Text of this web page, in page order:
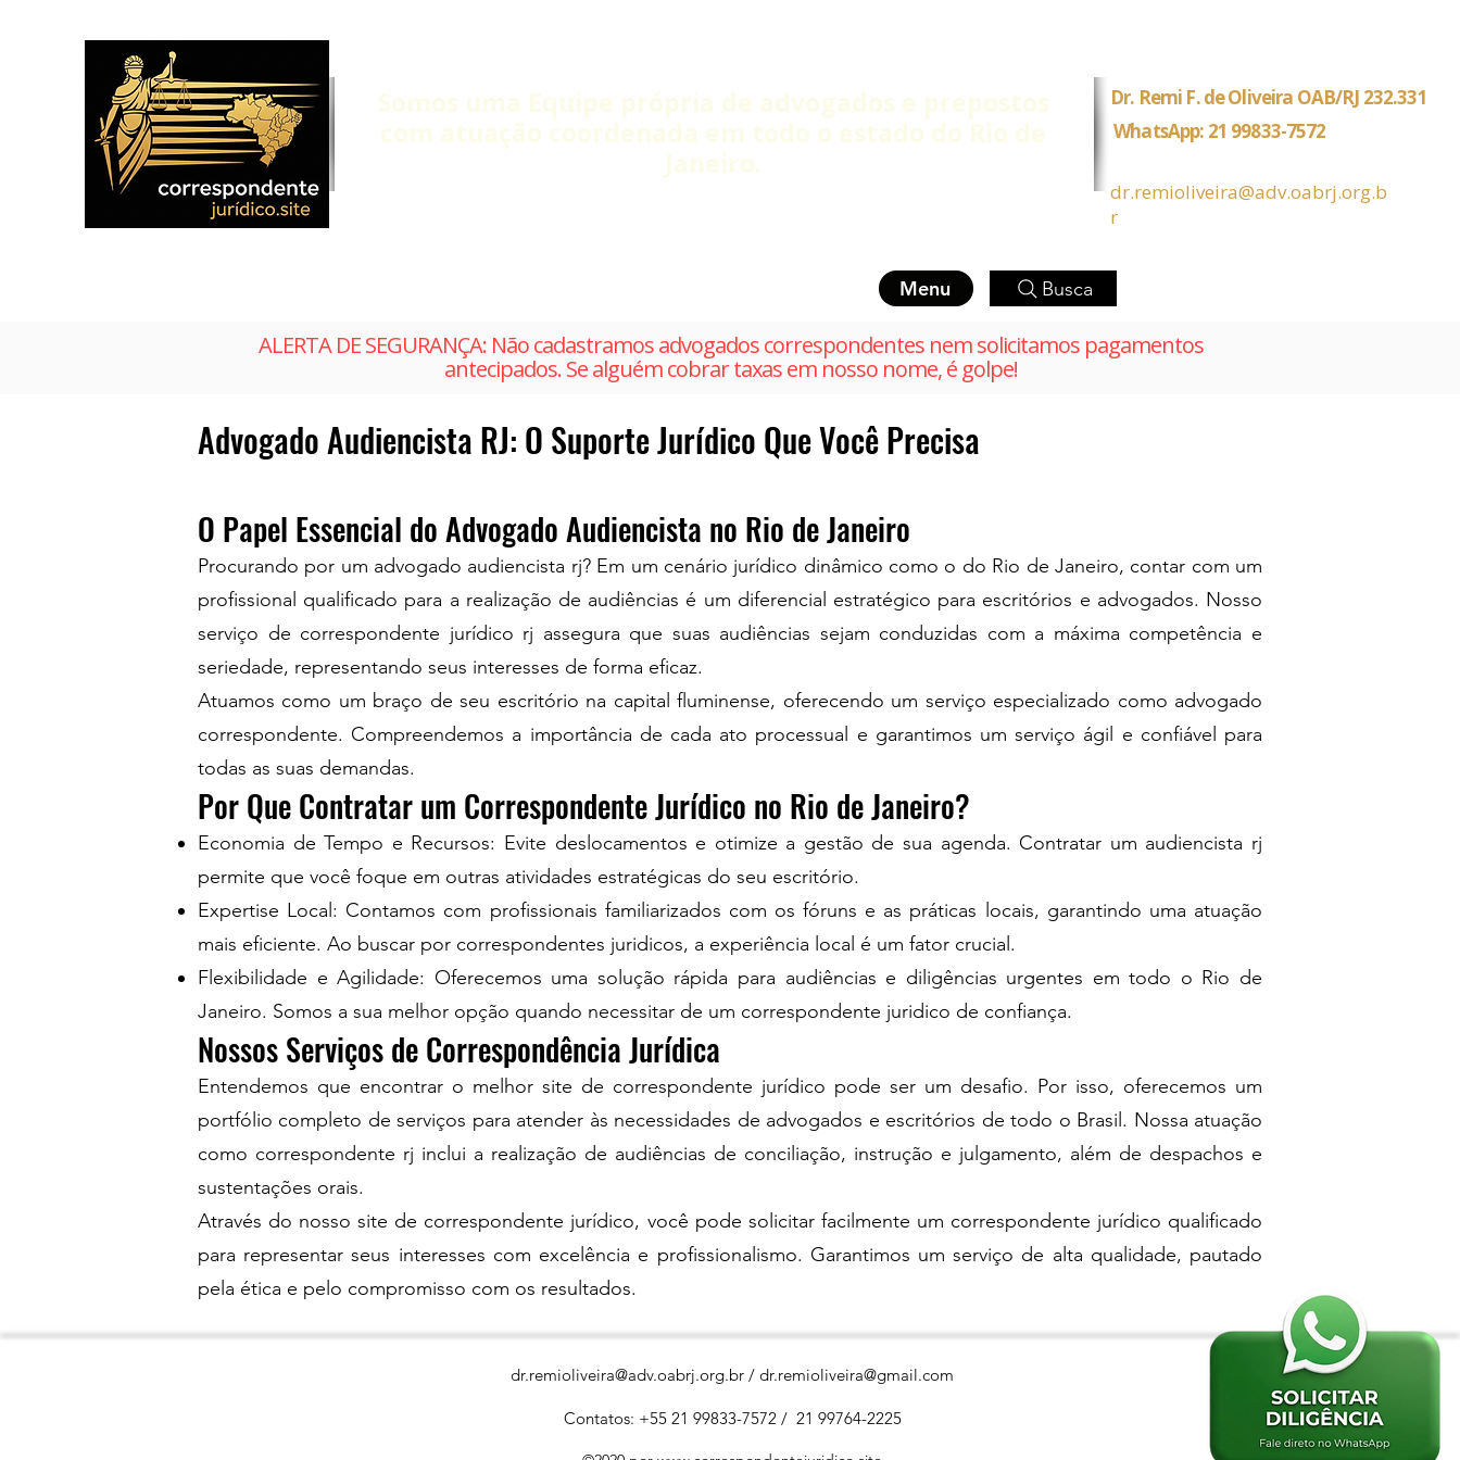
Dr. Remi F. de Oliveira OAB/RJ 232.331
WhatsApp: 21 99833-7572
dr.remioliveira@adv.oabrj.org.b
r
Menu Busca
ALERTA DE SEGURANÇA: Não cadastramos advogados correspondentes nem solicitamos pagamentos
antecipados. Se alguém cobrar taxas em nosso nome, é golpe!
Advogado Audiencista RJ: O Suporte Jurídico Que Você Precisa
O Papel Essencial do Advogado Audiencista no Rio de Janeiro
Procurando por um advogado audiencista rj? Em um cenário jurídico dinâmico como o do Rio de Janeiro, contar com um
profissional qualificado para a realização de audiências é um diferencial estratégico para escritórios e advogados. Nosso
serviço de correspondente jurídico rj assegura que suas audiências sejam conduzidas com a máxima competência e
seriedade, representando seus interesses de forma eficaz.
Atuamos como um braço de seu escritório na capital fluminense, oferecendo um serviço especializado como advogado
correspondente. Compreendemos a importância de cada ato processual e garantimos um serviço ágil e confiável para
todas as suas demandas.
Por Que Contratar um Correspondente Jurídico no Rio de Janeiro?
Economia de Tempo e Recursos: Evite deslocamentos e otimize a gestão de sua agenda. Contratar um audiencista rj
permite que você foque em outras atividades estratégicas do seu escritório.
Expertise Local: Contamos com profissionais familiarizados com os fóruns e as práticas locais, garantindo uma atuação
mais eficiente. Ao buscar por correspondentes juridicos, a experiência local é um fator crucial.
Flexibilidade e Agilidade: Oferecemos uma solução rápida para audiências e diligências urgentes em todo o Rio de
Janeiro. Somos a sua melhor opção quando necessitar de um correspondente juridico de confiança.
Nossos Serviços de Correspondência Jurídica
Entendemos que encontrar o melhor site de correspondente jurídico pode ser um desafio. Por isso, oferecemos um
portfólio completo de serviços para atender às necessidades de advogados e escritórios de todo o Brasil. Nossa atuação
como correspondente rj inclui a realização de audiências de conciliação, instrução e julgamento, além de despachos e
sustentações orais.
Através do nosso site de correspondente jurídico, você pode solicitar facilmente um correspondente jurídico qualificado
para representar seus interesses com excelência e profissionalismo. Garantimos um serviço de alta qualidade, pautado
pela ética e pelo compromisso com os resultados.
dr.remioliveira@adv.oabrj.org.br / dr.remioliveira@gmail.com
Contatos: +55 21 99833-7572 / 21 99764-2225